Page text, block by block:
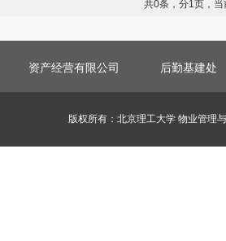
共0条，分1页，当
资产经营有限公司 后勤基建处
版权所有：北京理工大学 物业管理